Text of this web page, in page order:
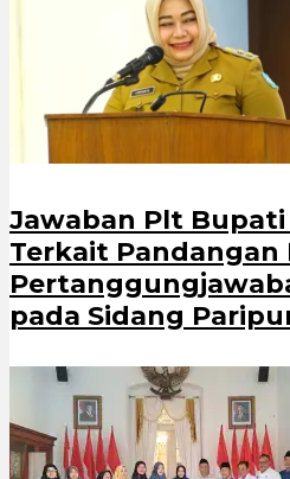
Jawaban Plt
Terkait Pandangan
pada Sidang